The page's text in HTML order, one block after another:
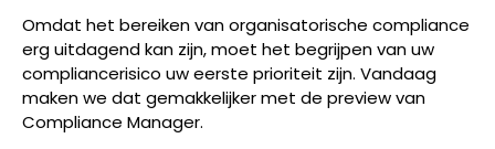
Omdat het bereiken van organisatorische compliance
erg uitdagend kan zijn, moet het begrijpen van uw
compliancerisico uw eerste prioriteit zijn. Vandaag
maken we dat gemakkelijker met de preview van
Compliance Manager.